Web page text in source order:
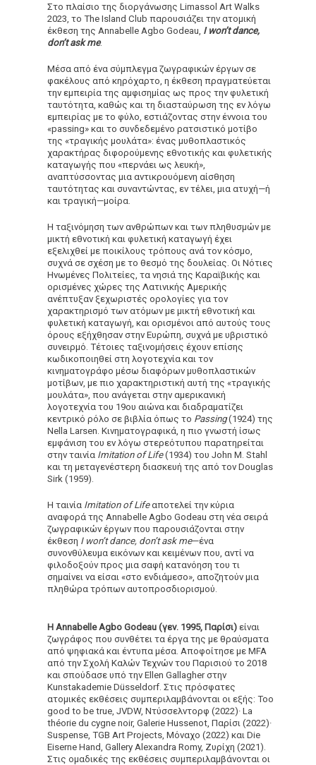
Στο πλαίσιο της διοργάνωσης Limassol Art Walks
2023, το The Island Club παρουσιάζει την ατομική
έκθεση της Annabelle Agbo Godeau, I won’t dance,
don’t ask me.
Μέσα από ένα σύμπλεγμα ζωγραφικών έργων σε
φακέλους από κηρόχαρτο, η έκθεση πραγματεύεται
την εμπειρία της αμφισημίας ως προς την φυλετική
ταυτότητα, καθώς και τη διασταύρωση της εν λόγω
εμπειρίας με το φύλο, εστιάζοντας στην έννοια του
«passing» και το συνδεδεμένο ρατσιστικό μοτίβο
της «τραγικής μουλάτα»: ένας μυθοπλαστικός
χαρακτήρας διφορούμενης εθνοτικής και φυλετικής
καταγωγής που «περνάει ως λευκή»,
αναπτύσσοντας μια αντικρουόμενη αίσθηση
ταυτότητας και συναντώντας, εν τέλει, μια ατυχή—ή
και τραγική—μοίρα.
Η ταξινόμηση των ανθρώπων και των πληθυσμών με
μικτή εθνοτική και φυλετική καταγωγή έχει
εξελιχθεί με ποικίλους τρόπους ανά τον κόσμο,
συχνά σε σχέση με το θεσμό της δουλείας. Οι Νότιες
Ηνωμένες Πολιτείες, τα νησιά της Καραϊβικής και
ορισμένες χώρες της Λατινικής Αμερικής
ανέπτυξαν ξεχωριστές ορολογίες για τον
χαρακτηρισμό των ατόμων με μικτή εθνοτική και
φυλετική καταγωγή, και ορισμένοι από αυτούς τους
όρους εξήχθησαν στην Ευρώπη, συχνά με υβριστικό
συνειρμό. Τέτοιες ταξινομήσεις έχουν επίσης
κωδικοποιηθεί στη λογοτεχνία και τον
κινηματογράφο μέσω διαφόρων μυθοπλαστικών
μοτίβων, με πιο χαρακτηριστική αυτή της «τραγικής
μουλάτα», που ανάγεται στην αμερικανική
λογοτεχνία του 19ου αιώνα και διαδραματίζει
κεντρικό ρόλο σε βιβλία όπως το Passing(1924) της
Nella Larsen. Κινηματογραφικά, η πιο γνωστή ίσως
εμφάνιση του εν λόγω στερεότυπου παρατηρείται
στην ταινία Imitation of Life(1934) του John M. Stahl
και τη μεταγενέστερη διασκευή της από τον Douglas
Sirk (1959).
Η ταινία Imitation of Lifeαποτελεί την κύρια
αναφορά της Annabelle Agbo Godeau στη νέα σειρά
ζωγραφικών έργων που παρουσιάζονται στην
έκθεση I won’t dance, don’t ask me—ένα
συνονθύλευμα εικόνων και κειμένων που, αντί να
φιλοδοξούν προς μια σαφή κατανόηση του τι
σημαίνει να είσαι «στο ενδιάμεσο», αποζητούν μια
πληθώρα τρόπων αυτοπροσδιορισμού.
H Annabelle Agbo Godeau (γεν. 1995, Παρίσι) είναι
ζωγράφος που συνθέτει τα έργα της με θραύσματα
από ψηφιακά και έντυπα μέσα. Αποφοίτησε με MFA
από την Σχολή Καλών Τεχνών του Παρισιού το 2018
και σπούδασε υπό την Ellen Gallagher στην
Kunstakademie Düsseldorf. Στις πρόσφατες
ατομικές εκθέσεις συμπεριλαμβάνονται οι εξής: Too
good to be true, JVDW, Ντύσσελντορφ (2022)· La
théorie du cygne noir, Galerie Hussenot, Παρίσι (2022)·
Suspense, TGB Art Projects, Μόναχο (2022) και Die
Εiserne Hand, Gallery Alexandra Romy, Ζυρίχη (2021).
Στις ομαδικές της εκθέσεις συμπεριλαμβάνονται οι